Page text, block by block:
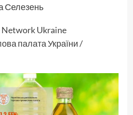
Селезень
Network Ukraine
палата України /